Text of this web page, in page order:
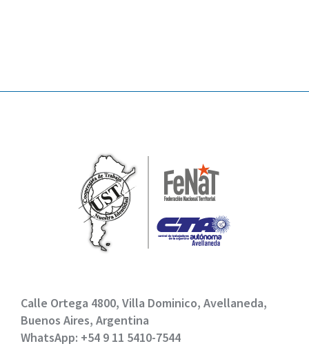
Calle Ortega 4800, Villa Dominico, Avellaneda,
Buenos Aires, Argentina
WhatsApp: +54 9 11 5410-7544